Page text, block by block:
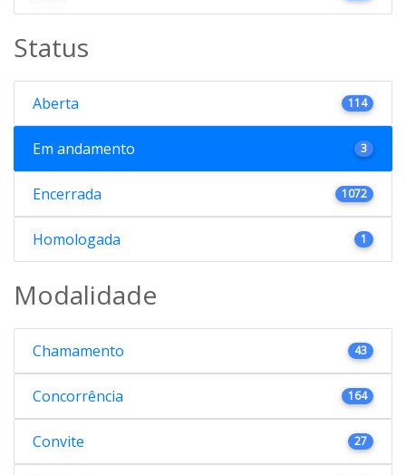
Status
Aberta 114
Em andamento 3
Encerrada 1072
Homologada 1
Modalidade
Chamamento 43
Concorrência 164
Convite 27